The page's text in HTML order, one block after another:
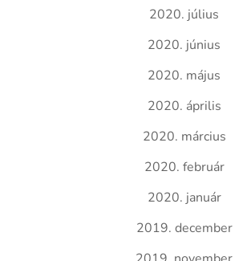
2020. július
2020. június
2020. május
2020. április
2020. március
2020. február
2020. január
2019. december